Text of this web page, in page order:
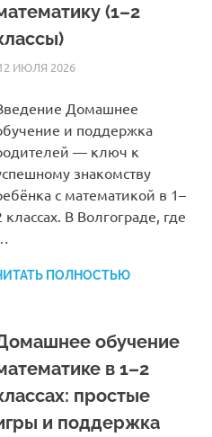
(1–2
ИЮЛЯ 2026HOMELESSONS
СТАТЬИ
Домашнее
и поддержка
— ключ к
знакомству
с математикой в 1–
классах. В Волгограде, где
ПОЛНОСТЬЮ
обучение
в 1–2
простые
и поддержка